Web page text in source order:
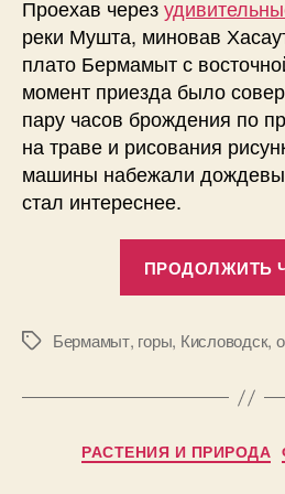
Проехав через
реки Мушта, миновав
плато Бермамыт с
момент приезда было
пару часов брождения по
на траве и рисования
машины набежали
стал интереснее.
ПРОДОЛЖИТЬ
МеткиБермамыт, горы, Кисловодск,
РАСТЕНИЯ И ПРИРОДА